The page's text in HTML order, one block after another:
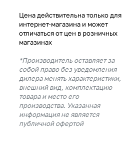
Цена действительна только для
интернет-магазина и может
отличаться от цен в розничных
магазинах
*Производитель оставляет за
собой право без уведомления
дилера менять характеристики,
внешний вид, комплектацию
товара и место его
производства. Указанная
информация не является
публичной офертой
% будут
с вашей карты